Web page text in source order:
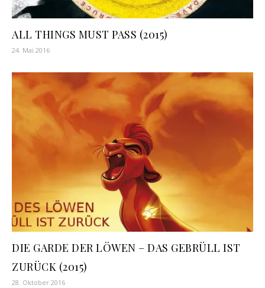
ALL THINGS MUST PASS (2015)
24. Mai 2016
DIE GARDE DER LÖWEN – DAS GEBRÜLL IST
ZURÜCK (2015)
28. Oktober 2016